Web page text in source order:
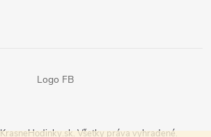
Logo FB
KrasneHodinky.sk. Všetky práva vyhradené.